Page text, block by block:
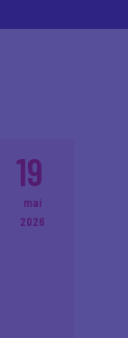
19
mai
2026